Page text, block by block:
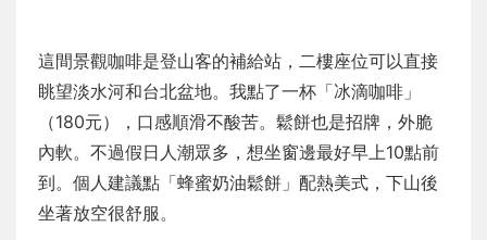
這間景觀咖啡是登山客的補給站，二樓座位可以直接
眺望淡水河和台北盆地。我點了一杯「冰滴咖啡」
（180元），口感順滑不酸苦。鬆餅也是招牌，外脆
內軟。不過假日人潮眾多，想坐窗邊最好早上10點前
到。個人建議點「蜂蜜奶油鬆餅」配熱美式，下山後
坐著放空很舒服。